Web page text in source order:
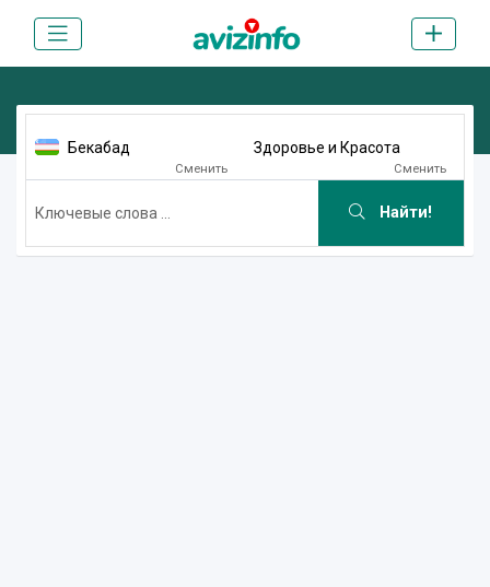
Бекабад
Сменить
Здоровье и Красота
Сменить
Найти!